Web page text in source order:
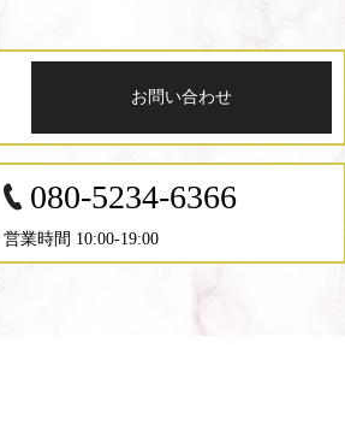
お問い合わせ
080-5234-6366
営業時間 10:00-19:00